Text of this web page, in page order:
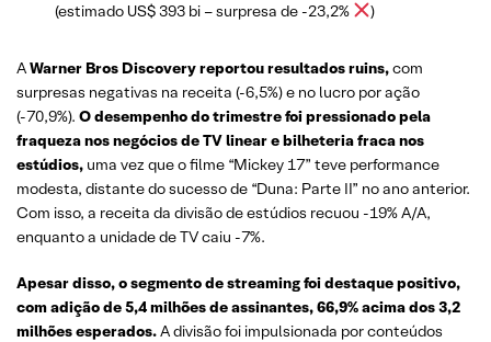
(estimado US$ 393 bi – surpresa de -23,2%
)
AWarner Bros Discovery reportou resultados ruins,com
surpresas negativas na receita (-6,5%) e no lucro por ação
(-70,9%). O desempenho do trimestre foi pressionado pela
fraqueza nos negócios de TV linear e bilheteria fraca nos
estúdios, uma vez que o filme “Mickey 17” teve performance
modesta, distante do sucesso de “Duna: Parte II” no ano anterior.
Com isso, a receita da divisão de estúdios recuou -19% A/A,
enquanto a unidade de TV caiu -7%.
Apesar disso, o segmento de streaming foi destaque positivo,
com adição de 5,4 milhões de assinantes, 66,9% acima dos 3,2
milhões esperados.A divisão foi impulsionada por conteúdos